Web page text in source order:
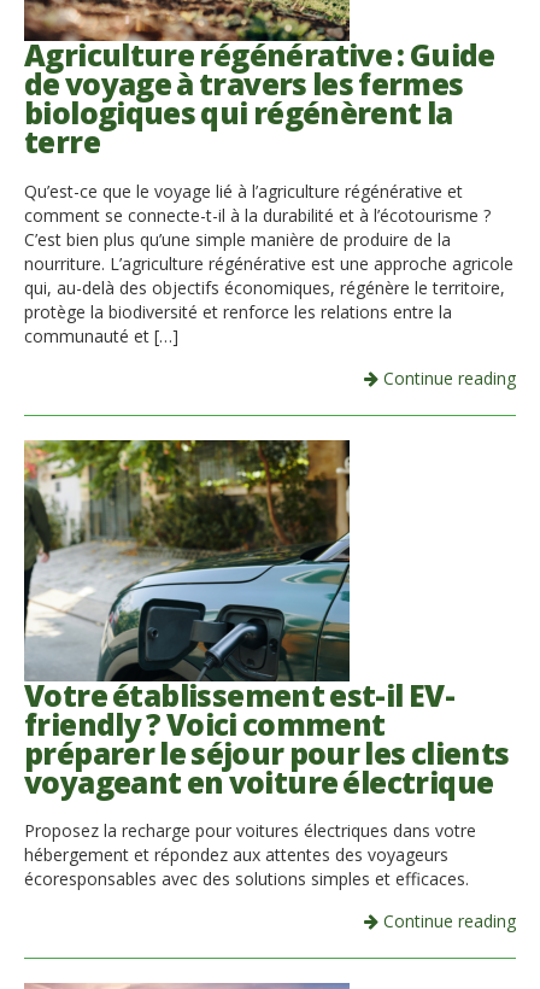
Agriculture régénérative : Guide
de voyage à travers les fermes
biologiques qui régénèrent la
terre
Qu’est-ce que le voyage lié à l’agriculture régénérative et
comment se connecte-t-il à la durabilité et à l’écotourisme ?
C’est bien plus qu’une simple manière de produire de la
nourriture. L’agriculture régénérative est une approche agricole
qui, au-delà des objectifs économiques, régénère le territoire,
protège la biodiversité et renforce les relations entre la
communauté et […]
Continue reading
Votre établissement est-il EV-
friendly ? Voici comment
préparer le séjour pour les clients
voyageant en voiture électrique
Proposez la recharge pour voitures électriques dans votre
hébergement et répondez aux attentes des voyageurs
écoresponsables avec des solutions simples et efficaces.
Continue reading